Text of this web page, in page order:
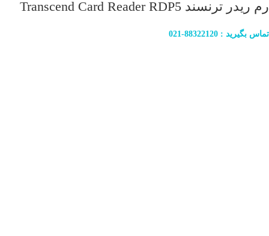
رم ریدر ترنسند Transcend Card Reader RDP5
تماس بگیرید : 88322120-021